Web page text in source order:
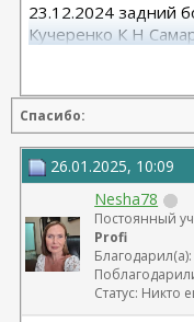
23.12.2024 задний
Кучеренко К Н
12.08.2025
Спасибо:
26.01.2025, 10:09
Nesha78
Постоянный
Profi
Статус: Никто